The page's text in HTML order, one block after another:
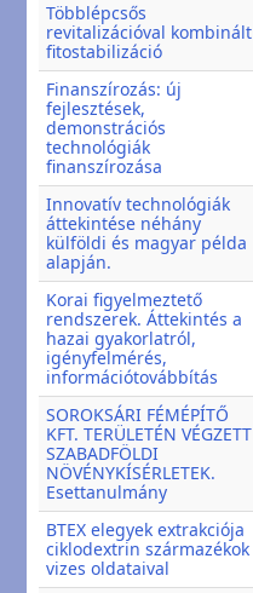
Többlépcsős
revitalizációval kombinált
fitostabilizáció
Finanszírozás: új
fejlesztések,
demonstrációs
technológiák
finanszírozása
Innovatív technológiák
áttekintése néhány
külföldi és magyar példa
alapján.
Korai figyelmeztető
rendszerek. Áttekintés a
hazai gyakorlatról,
igényfelmérés,
információtovábbítás
SOROKSÁRI FÉMÉPÍTŐ
KFT. TERÜLETÉN VÉGZETT
SZABADFÖLDI
NÖVÉNYKÍSÉRLETEK.
Esettanulmány
BTEX elegyek extrakciója
ciklodextrin származékok
vizes oldataival